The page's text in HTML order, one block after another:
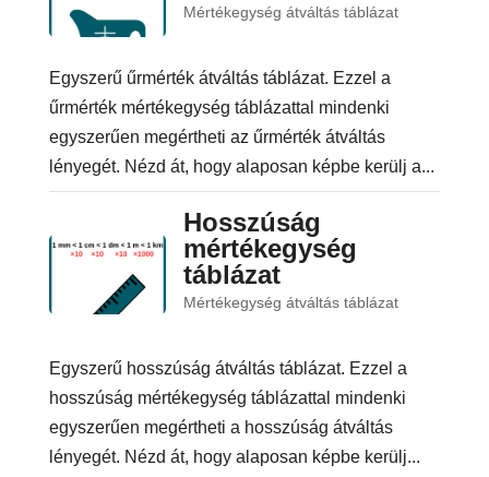
Mértékegység átváltás táblázat
Egyszerű űrmérték átváltás táblázat. Ezzel a
űrmérték mértékegység táblázattal mindenki
egyszerűen megértheti az űrmérték átváltás
lényegét. Nézd át, hogy alaposan képbe kerülj a...
Hosszúság
mértékegység
táblázat
Mértékegység átváltás táblázat
Egyszerű hosszúság átváltás táblázat. Ezzel a
hosszúság mértékegység táblázattal mindenki
egyszerűen megértheti a hosszúság átváltás
lényegét. Nézd át, hogy alaposan képbe kerülj...